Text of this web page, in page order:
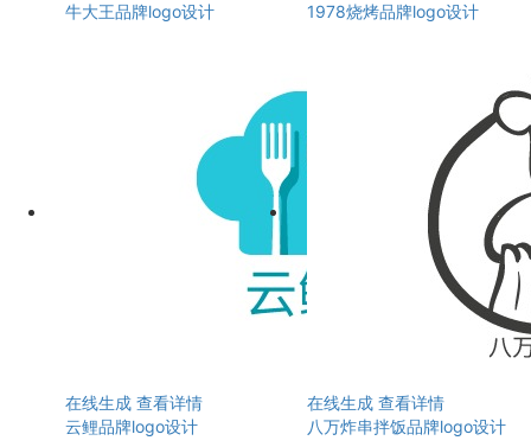
牛大王品牌logo设计
1978烧烤品牌logo设计
在线生成 查看详情
云鲤品牌logo设计
在线生成 查看详情
八万炸串拌饭品牌logo设计